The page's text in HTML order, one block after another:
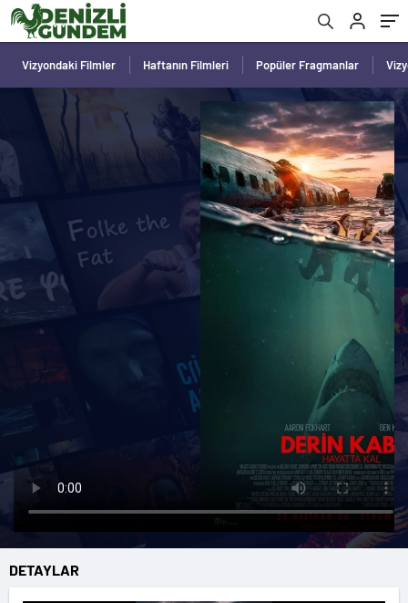
Vizyondaki Filmler Haftanın Filmleri Popüler Fragmanlar
DETAYLAR